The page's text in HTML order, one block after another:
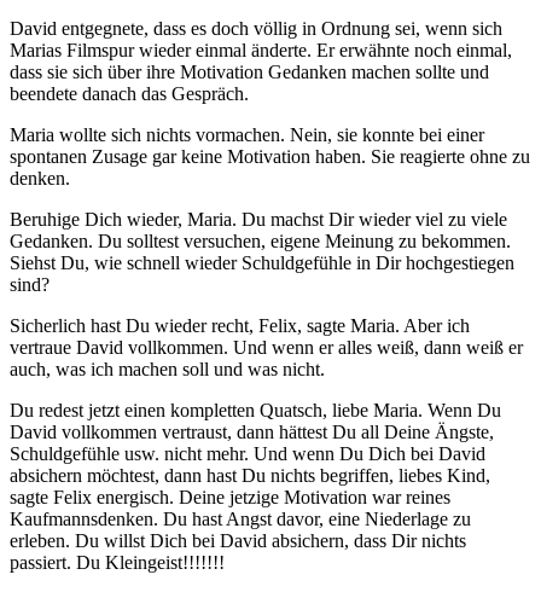
David entgegnete, dass es doch völlig in Ordnung sei, wenn sich
Marias Filmspur wieder einmal änderte. Er erwähnte noch einmal,
dass sie sich über ihre Motivation Gedanken machen sollte und
beendete danach das Gespräch.
Maria wollte sich nichts vormachen. Nein, sie konnte bei einer
spontanen Zusage gar keine Motivation haben. Sie reagierte ohne zu
denken.
Beruhige Dich wieder, Maria. Du machst Dir wieder viel zu viele
Gedanken. Du solltest versuchen, eigene Meinung zu bekommen.
Siehst Du, wie schnell wieder Schuldgefühle in Dir hochgestiegen
sind?
Sicherlich hast Du wieder recht, Felix, sagte Maria. Aber ich
vertraue David vollkommen. Und wenn er alles weiß, dann weiß er
auch, was ich machen soll und was nicht.
Du redest jetzt einen kompletten Quatsch, liebe Maria. Wenn Du
David vollkommen vertraust, dann hättest Du all Deine Ängste,
Schuldgefühle usw. nicht mehr. Und wenn Du Dich bei David
absichern möchtest, dann hast Du nichts begriffen, liebes Kind,
sagte Felix energisch. Deine jetzige Motivation war reines
Kaufmannsdenken. Du hast Angst davor, eine Niederlage zu
erleben. Du willst Dich bei David absichern, dass Dir nichts
passiert. Du Kleingeist!!!!!!!